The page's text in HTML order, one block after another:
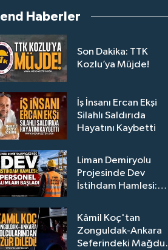
Haberler
Son Dakika: TTK
Kozlu’ya Müjde!
İş İnsanı Ercan Ekşi
Silahlı Saldırıda
Hayatını Kaybetti
Liman Demiryolu
Projesinde Dev
İstihdam Hamlesi:
Kâmil Koç'tan
Zonguldak-Ankara
Seferindeki Mağdur